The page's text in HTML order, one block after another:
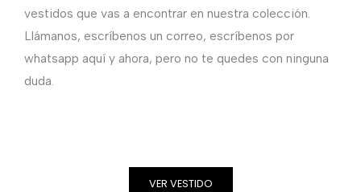
vestidos que vas a encontrar en nuestra colección.
Llámanos, escríbenos un correo, escríbenos por
whatsapp aquí y ahora, pero no te quedes con ninguna
duda.
VER VESTIDO